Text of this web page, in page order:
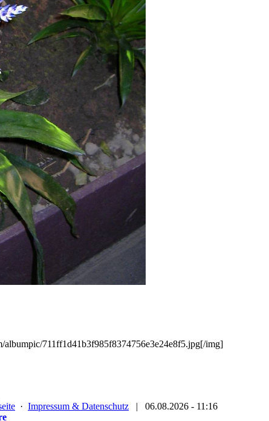
albumpic/711ff1d41b3f985f8374756e3e24e8f5.jpg[/img]
· Impressum & Datenschutz |
06.08.2026 - 11:16